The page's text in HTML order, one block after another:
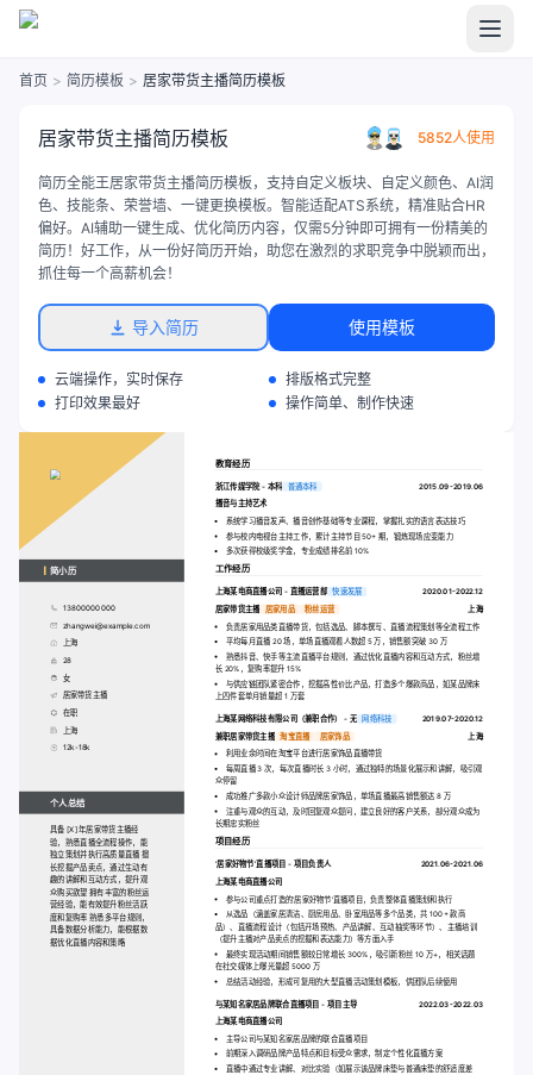
首页 > 简历模板 > 居家带货主播简历模板
居家带货主播简历模板 5852人使用
简历全能王居家带货主播简历模板，支持自定义板块、自定义颜色、AI润
色、技能条、荣誉墙、一键更换模板。智能适配ATS系统，精准贴合HR
偏好。AI辅助一键生成、优化简历内容，仅需5分钟即可拥有一份精美的
简历！好工作，从一份好简历开始，助您在激烈的求职竞争中脱颖而出，
抓住每一个高薪机会！
导入简历 使用模板
云端操作，实时保存
排版格式完整
打印效果最好
操作简单、制作快速
简小历
13800000000
zhangwei@example.com
上海
28
女
居家带货主播
在职
上海
12k-18k
个人总结
具备 [X] 年居家带货主播经
验，熟悉直播全流程操作，能
独立策划并执行高质量直播 擅
长挖掘产品卖点，通过生动有
趣的讲解和互动方式，提升观
众购买欲望 拥有丰富的粉丝运
营经验，能有效提升粉丝活跃
度和复购率 熟悉多平台规则，
具备数据分析能力，能根据数
据优化直播内容和策略
教育经历
浙江传媒学院 - 本科 普通本科 2015.09-2019.06
播音与主持艺术
系统学习播音发声、播音创作基础等专业课程，掌握扎实的语言表达技巧
参与校内电视台主持工作，累计主持节目 50+ 期，锻炼现场应变能力
多次获得校级奖学金，专业成绩排名前 10%
工作经历
上海某电商直播公司 - 直播运营部 快速发展
2020.01-2022.12
居家带货主播
居家用品 粉丝运营
上海
负责居家用品类直播带货，包括选品、脚本撰写、直播流程策划等全流程工作
平均每月直播 20 场，单场直播观看人数超 5 万，销售额突破 30 万
熟悉抖音、快手等主流直播平台规则，通过优化直播内容和互动方式，粉丝增
长 20%，复购率提升 15%
与供应链团队紧密合作，挖掘高性价比产品，打造多个爆款商品，如某品牌床
上四件套单月销量超 1 万套
上海某网络科技有限公司（兼职合作） - 无 网络科技
2019.07-2020.12
兼职居家带货主播 淘宝直播 居家饰品 上海
利用业余时间在淘宝平台进行居家饰品直播带货
每周直播 3 次，每次直播时长 3 小时，通过独特的场景化展示和讲解，吸引观
众停留
成功推广多款小众设计师品牌居家饰品，单场直播最高销售额达 8 万
注重与观众的互动，及时回复观众提问，建立良好的客户关系，部分观众成为
长期忠实粉丝
项目经历
‘居家好物节’直播项目 - 项目负责人 2021.06-2021.06
上海某电商直播公司
参与公司重点打造的‘居家好物节’直播项目，负责整体直播策划和执行
从选品（涵盖家居清洁、厨房用品、卧室用品等多个品类，共 100+ 款商
品）、直播流程设计（包括开场预热、产品讲解、互动抽奖等环节）、主播培训
（提升主播对产品卖点的挖掘和表达能力）等方面入手
最终实现活动期间销售额较日常增长 300%，吸引新粉丝 10 万+，相关话题
在社交媒体上曝光量超 5000 万
总结活动经验，形成可复用的大型直播活动策划模板，供团队后续使用
与某知名家居品牌联合直播项目 - 项目主导 2022.03-2022.03
上海某电商直播公司
主导公司与某知名家居品牌的联合直播项目
前期深入调研品牌产品特点和目标受众需求，制定个性化直播方案
直播中通过专业讲解、对比实验（如展示该品牌床垫与普通床垫的舒适度差